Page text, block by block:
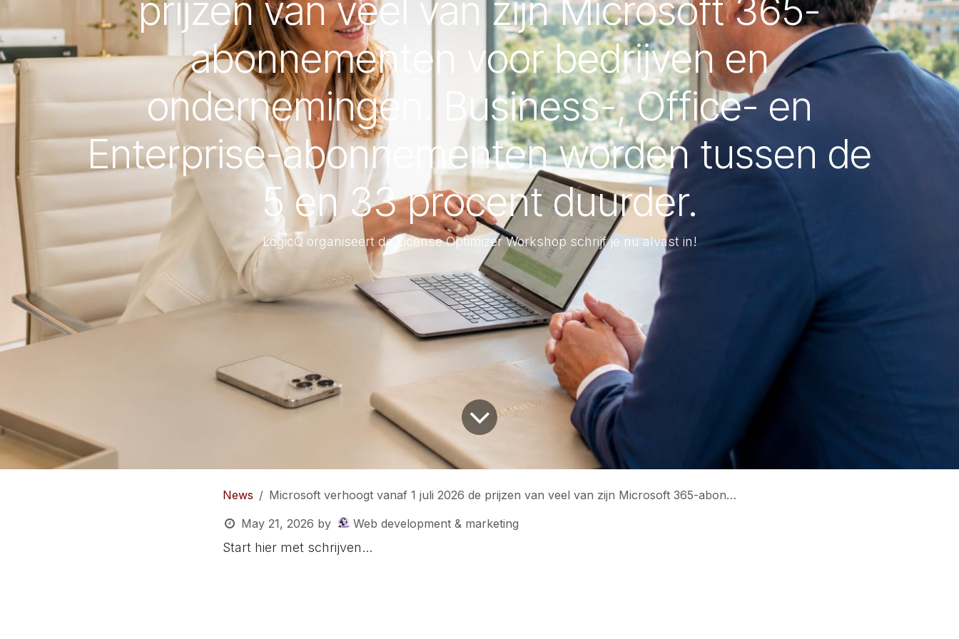
prijzen van veel van zijn Microsoft 365-
abonnementen voor bedrijven en
ondernemingen. Business-, Office- en
Enterprise-abonnementen worden tussen de
5 en 33 procent duurder.
LogicQ organiseert de License Optimizer Workshop schrijf je nu alvast in!
News
Microsoft verhoogt vanaf 1 juli 2026 de prijzen van veel van zijn Microsoft 365-abonnementen voor bedrijven en ondernemingen. Business-, Office- en Enterprise-abonnementen worden tussen de 5 en 33 procent duurder.
May 21, 2026 by Web development & marketing
Start hier met schrijven...